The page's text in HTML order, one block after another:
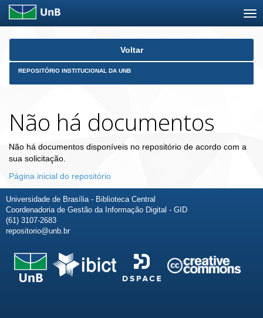
Skip
Voltar
REPOSITÓRIO INSTITUCIONAL DA UNB
Não há documentos
Não há documentos disponíveis no repositório de acordo com a
sua solicitação.
Página inicial do repositório
Universidade de Brasília - Biblioteca Central
Coordenadoria de Gestão da Informação Digital - GID
(61) 3107-2683
repositorio@unb.br